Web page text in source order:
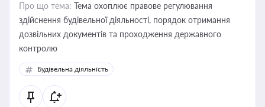
Про що тема: Тема охоплює правове регулювання
здійснення будівельної діяльності, порядок отримання
дозвільних документів та проходження державного
контролю
Будівельна діяльність